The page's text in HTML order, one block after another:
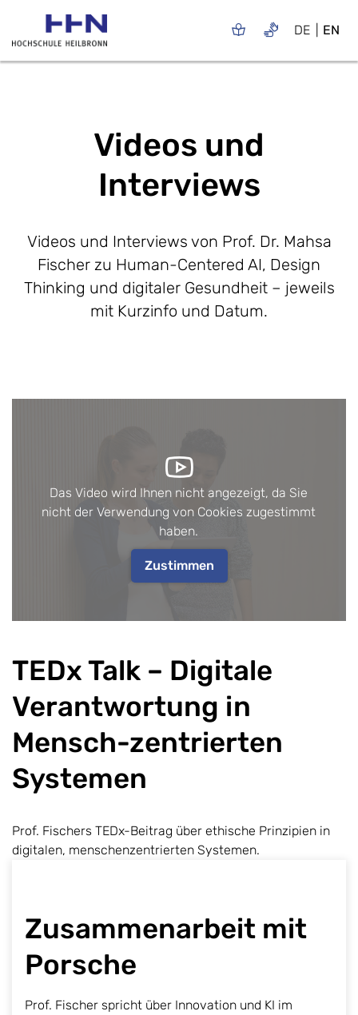
DE EN
Videos und
Interviews
Videos und Interviews von Prof. Dr. Mahsa
Fischer zu Human-Centered AI, Design
Thinking und digitaler Gesundheit – jeweils
mit Kurzinfo und Datum.
Das Video wird Ihnen nicht angezeigt, da Sie
nicht der Verwendung von Cookies zugestimmt
haben.
Zustimmen
TEDx Talk – Digitale
Verantwortung in
Mensch-zentrierten
Systemen
Prof. Fischers TEDx-Beitrag über ethische Prinzipien in
digitalen, menschenzentrierten Systemen.
Zusammenarbeit mit
Porsche
Prof. Fischer spricht über Innovation und KI im